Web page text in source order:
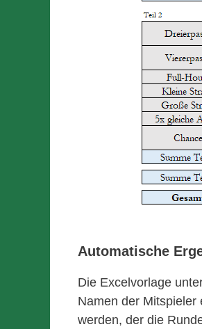
Automatische
Die Excelvorlage
Namen der Mitspieler
werden, der die